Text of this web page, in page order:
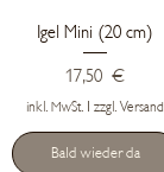
Igel Mini (20 cm)
Preis
17,50 €
inkl. MwSt. | zzgl. Versand
Bald wieder da